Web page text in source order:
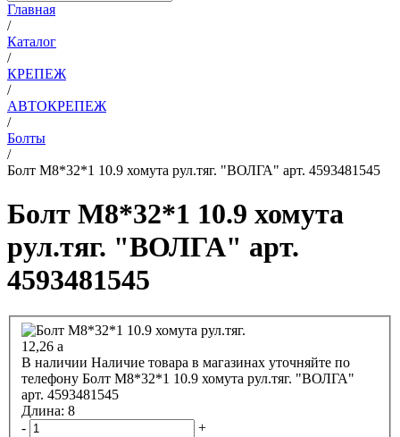
Главная
/
Каталог
/
КРЕПЕЖ
/
АВТОКРЕПЕЖ
/
Болты
/
Болт М8*32*1 10.9 хомута рул.тяг. "ВОЛГА" арт. 4593481545
Болт М8*32*1 10.9 хомута
рул.тяг. "ВОЛГА" арт.
4593481545
12,26 a
В наличии Наличие товара в магазинах уточняйте по
телефону Болт М8*32*1 10.9 хомута рул.тяг. "ВОЛГА"
арт. 4593481545
Длина: 8
-
+